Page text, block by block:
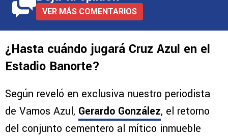
VER MÁS COMENTARIOS
¿Hasta cuándo jugará Cruz Azul en el
Estadio Banorte?
Según reveló en exclusiva nuestro periodista
de Vamos Azul, Gerardo González, el retorno
del conjunto cementero al mítico inmueble